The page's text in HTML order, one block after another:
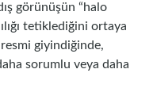
görünüşün “halo
tetiklediğini ortaya
giyindiğinde,
sorumlu veya daha